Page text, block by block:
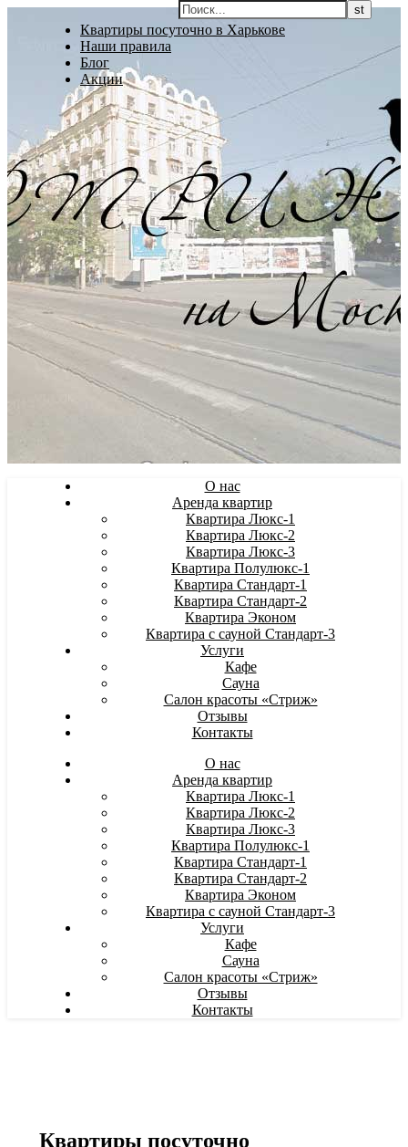
Квартиры посуточно в Харькове
Наши правила
Блог
Акции
О нас
Аренда квартир
Квартира Люкс-1
Квартира Люкс-2
Квартира Люкс-3
Квартира Полулюкс-1
Квартира Стандарт-1
Квартира Стандарт-2
Квартира Эконом
Квартира с сауной Стандарт-3
Услуги
Кафе
Сауна
Салон красоты «Стриж»
Отзывы
Контакты
О нас
Аренда квартир
Квартира Люкс-1
Квартира Люкс-2
Квартира Люкс-3
Квартира Полулюкс-1
Квартира Стандарт-1
Квартира Стандарт-2
Квартира Эконом
Квартира с сауной Стандарт-3
Услуги
Кафе
Сауна
Салон красоты «Стриж»
Отзывы
Контакты
Квартиры посуточно